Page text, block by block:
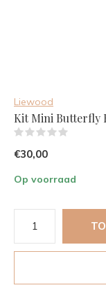
Liewood
Kit Mini Butterfly
€30,00
Op voorraad